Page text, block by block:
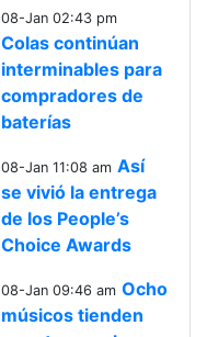
08-Jan 02:43 pm
Colas continúan
interminables para
compradores de
baterías
08-Jan 11:08 am Así
se vivió la entrega
de los People’s
Choice Awards
08-Jan 09:46 am Ocho
músicos tienden